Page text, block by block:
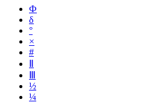
Ф
δ
°
×
#
½
¼